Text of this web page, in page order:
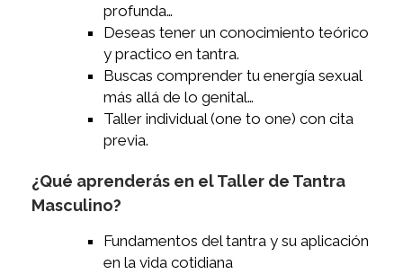
profunda…
Deseas tener un conocimiento teórico
y practico en tantra.
Buscas comprender tu energía sexual
más allá de lo genital…
Taller individual (one to one) con cita
previa.
¿Qué aprenderás en el Taller de Tantra
Masculino?
Fundamentos del tantra y su aplicación
en la vida cotidiana